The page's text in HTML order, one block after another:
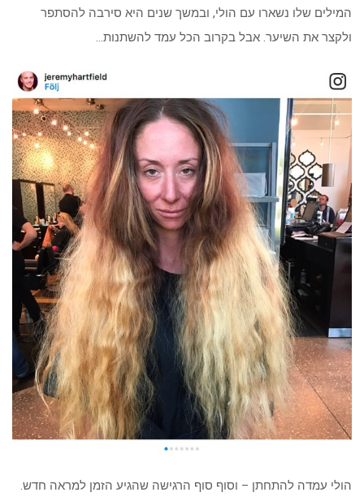
המילים שלו נשארו עם הולי, ובמשך שנים היא סירבה להסתפר
ולקצר את השיער. אבל בקרוב הכל עמד להשתנות…
הולי עמדה להתחתן – וסוף סוף הרגישה שהגיע הזמן למראה חדש.